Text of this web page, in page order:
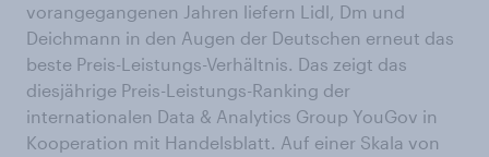
vorangegangenen Jahren liefern Lidl, Dm und
Deichmann in den Augen der Deutschen erneut das
beste Preis-Leistungs-Verhältnis. Das zeigt das
diesjährige Preis-Leistungs-Ranking der
internationalen Data & Analytics Group YouGov in
Kooperation mit Handelsblatt. Auf einer Skala von